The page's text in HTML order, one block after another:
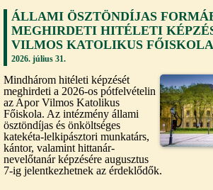
ÁLLAMI ÖSZTÖNDÍJAS
MEGHIRDETI HITÉLETI
VILMOS KATOLIKUS FŐISKOLA
2026. július 31.
Mindhárom hitéleti képzését
meghirdeti a 2026-os pótfelvételin
az Apor Vilmos Katolikus
Főiskola. Az intézmény állami
ösztöndíjas és önköltséges
katekéta-lelkipásztori munkatárs,
kántor, valamint hittanár-
nevelőtanár képzésére augusztus
7-ig jelentkezhetnek az érdeklődők.